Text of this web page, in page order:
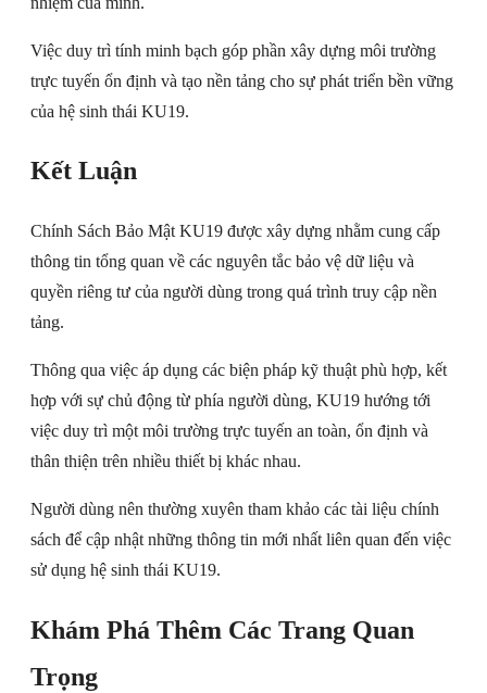
Việc duy trì tính minh bạch góp phần xây dựng môi trường
trực tuyến ổn định và tạo nền tảng cho sự phát triển bền vững
của hệ sinh thái KU19.
Kết Luận
Chính Sách Bảo Mật KU19 được xây dựng nhằm cung cấp
thông tin tổng quan về các nguyên tắc bảo vệ dữ liệu và
quyền riêng tư của người dùng trong quá trình truy cập nền
tảng.
Thông qua việc áp dụng các biện pháp kỹ thuật phù hợp, kết
hợp với sự chủ động từ phía người dùng, KU19 hướng tới
việc duy trì một môi trường trực tuyến an toàn, ổn định và
thân thiện trên nhiều thiết bị khác nhau.
Người dùng nên thường xuyên tham khảo các tài liệu chính
sách để cập nhật những thông tin mới nhất liên quan đến việc
sử dụng hệ sinh thái KU19.
Khám Phá Thêm Các Trang Quan
Trọng